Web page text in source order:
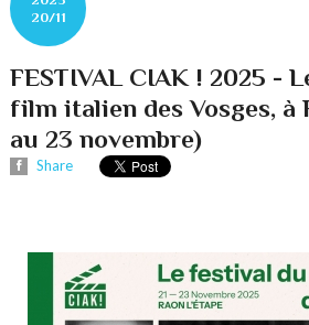
20/11
FESTIVAL CIAK ! 2025 -
film italien des Vosges, à
au 23 novembre)
Share